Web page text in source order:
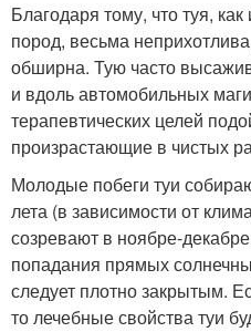
Благодаря тому, что туя,
пород, весьма
обширна. Тую часто
и вдоль автомобильных
терапевтических целей
произрастающие в чистых
Молодые побеги туи
лета (в зависимости от
созревают в ноябре-
попадания прямых
следует плотно закрытым.
то лечебные свойства туи